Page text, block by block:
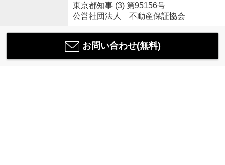
東京都知事 (3) 第95156号
公営社団法人 不動産保証協会
お問い合わせ(無料)